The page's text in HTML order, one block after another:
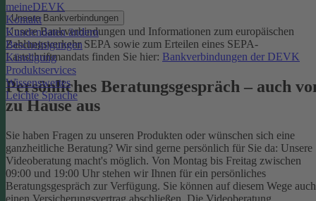
meineDEVK
Kontakt
Kundendaten ändern
Bescheinigungen
Kündigung
Produktservices
Wissenswertes
Leichte Sprache
Unsere Bankverbindungen
Unsere Bankverbindungen und Informationen zum europäischen
Zahlungsverkehr SEPA sowie zum Erteilen eines SEPA-
Lastschriftmandats finden Sie hier: Bankverbindungen der DEVK
Persönliches Beratungsgespräch – auch
zu Hause aus
Sie haben Fragen zu unseren Produkten oder wünschen sich eine
ganzheitliche Beratung? Wir sind gerne persönlich für Sie da: Unsere
Videoberatung macht's möglich. Von Montag bis Freitag zwischen
09:00 und 19:00 Uhr stehen wir Ihnen für ein persönliches
Beratungsgespräch zur Verfügung. Sie können auf diesem Wege auch